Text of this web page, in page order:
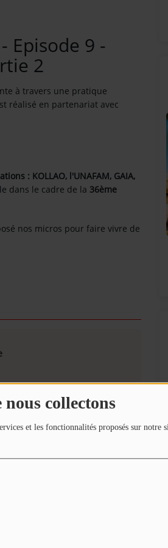
collectons
et les fonctionnalités proposés sur notre
Episode 9 -
2
à travers une pratique
réalisé en partenariat avec
: KOLLAO, l'UNAFAM, GAIA,
dans le cadre de la 36ème
nos micros pour faire vivre de